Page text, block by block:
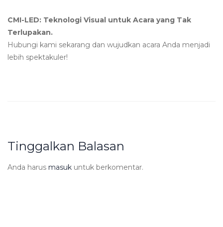
CMI-LED: Teknologi Visual untuk Acara yang Tak
Terlupakan.
Hubungi kami sekarang dan wujudkan acara Anda menjadi
lebih spektakuler!
Tinggalkan Balasan
Anda harus masuk untuk berkomentar.